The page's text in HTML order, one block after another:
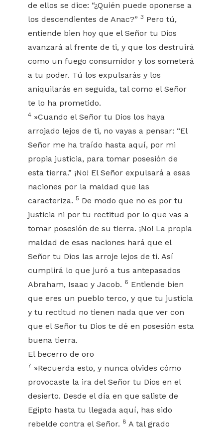
de ellos se dice: “¿Quién puede oponerse a
los descendientes de Anac?” 3 Pero tú,
entiende bien hoy que el Señor tu Dios
avanzará al frente de ti, y que los destruirá
como un fuego consumidor y los someterá
a tu poder. Tú los expulsarás y los
aniquilarás en seguida, tal como el Señor
te lo ha prometido.
4 »Cuando el Señor tu Dios los haya
arrojado lejos de ti, no vayas a pensar: “El
Señor me ha traído hasta aquí, por mi
propia justicia, para tomar posesión de
esta tierra.” ¡No! El Señor expulsará a esas
naciones por la maldad que las
caracteriza. 5 De modo que no es por tu
justicia ni por tu rectitud por lo que vas a
tomar posesión de su tierra. ¡No! La propia
maldad de esas naciones hará que el
Señor tu Dios las arroje lejos de ti. Así
cumplirá lo que juró a tus antepasados
Abraham, Isaac y Jacob. 6 Entiende bien
que eres un pueblo terco, y que tu justicia
y tu rectitud no tienen nada que ver con
que el Señor tu Dios te dé en posesión esta
buena tierra.
El becerro de oro
7 »Recuerda esto, y nunca olvides cómo
provocaste la ira del Señor tu Dios en el
desierto. Desde el día en que saliste de
Egipto hasta tu llegada aquí, has sido
rebelde contra el Señor. 8 A tal grado